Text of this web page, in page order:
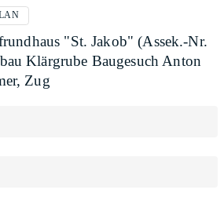
"St. Jakob" (Assek.-Nr.
Klärgrube Baugesuch Anton
Zug